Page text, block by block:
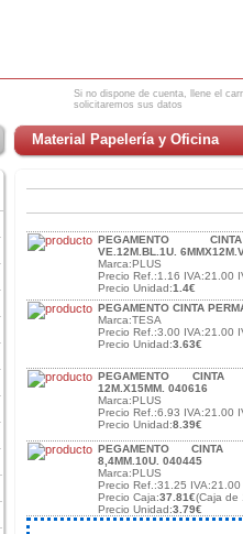
Si no dispone de cuenta, llene el
solicitaremos sus datos
Material Papelería y Oficina
PEGAMENTO
VE.12M.BL.1U.
Marca:PLUS
Precio Ref.:1.16 IVA:21.00
Precio Unidad:1.4€
PEGAMENTO CINTA
Marca:TESA
Precio Ref.:3.00 IVA:21.00
Precio Unidad:3.63€
PEGAMENTO CINTA
12M.X15MM. 040616
Marca:PLUS
Precio Ref.:6.93 IVA:21.00
Precio Unidad:8.39€
PEGAMENTO CINTA
8,4MM.10U. 040445
Marca:PLUS
Precio Ref.:31.25 IVA:21.00
Precio Caja:37.81€(Caja de
Precio Unidad:3.79€